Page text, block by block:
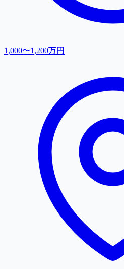
1,000〜1,200万円